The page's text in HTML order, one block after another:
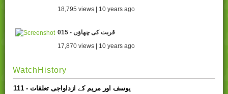
18,795 views | 10 years ago
015 - قربت کی چھاؤں
17,870 views | 10 years ago
WatchHistory
111 - یوسف اور مریم کے ازداواجی تعلقات